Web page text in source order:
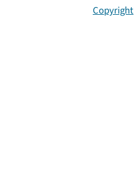
Copyright